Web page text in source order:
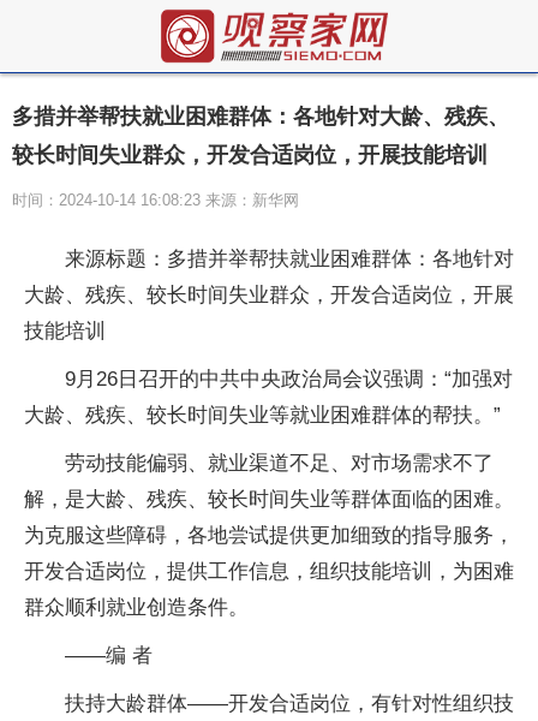
多措并举帮扶就业困难群体：各地针对大龄、残疾、
较长时间失业群众，开发合适岗位，开展技能培训
时间：2024-10-14 16:08:23 来源：新华网
来源标题：多措并举帮扶就业困难群体：各地针对
大龄、残疾、较长时间失业群众，开发合适岗位，开展
技能培训
9月26日召开的中共中央政治局会议强调：“加强对
大龄、残疾、较长时间失业等就业困难群体的帮扶。”
劳动技能偏弱、就业渠道不足、对市场需求不了
解，是大龄、残疾、较长时间失业等群体面临的困难。
为克服这些障碍，各地尝试提供更加细致的指导服务，
开发合适岗位，提供工作信息，组织技能培训，为困难
群众顺利就业创造条件。
——编 者
扶持大龄群体——开发合适岗位，有针对性组织技